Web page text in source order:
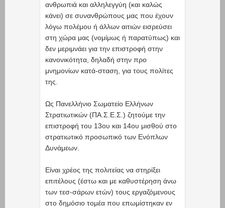
ανθρωπιά και αλληλεγγύη (και καλώς
κάνει) σε συνανθρώπους μας που έχουν
λόγω πολέμου ή άλλων αιτιών εισρεύσει
στη χώρα μας (νομίμως ή παρατύπως) και
δεν μεριμνάει για την επιστροφή στην
κανονικότητα, δηλαδή στην προ
μνημονίων κατά-σταση, για τους πολίτες
της.
Ως Πανελλήνιο Σωματείο Ελλήνων
Στρατιωτικών (ΠΑ.Σ.Ε.Σ.) ζητούμε την
επιστροφή του 13ου και 14ου μισθού στο
στρατιωτικό προσωπικό των Ενόπλων
Δυνάμεων.
Είναι χρέος της πολιτείας να στηρίξει
επιτέλους (έστω και με καθυστέρηση άνω
των τεσ-σάρων ετών) τους εργαζόμενους
στο δημόσιο τομέα που επωμίστηκαν εν